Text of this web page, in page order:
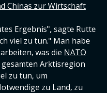
Chinas zur Wirtschaft
Ergebnis", sagte Rutte
viel zu tun." Man habe
was die NATO
Arktisregion
zu tun, um
zu Land, zu